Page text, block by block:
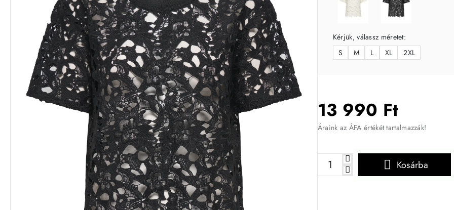
13 990 Ft
Áraink az ÁFA értékét tartalmazzák!
Kérjük, válassz méretet:
S
M L XL 2XL
Kosárba